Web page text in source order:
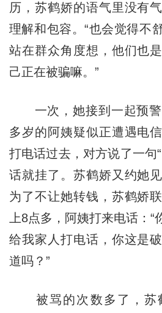
历，苏鹤娇的语气里没有
理解和包容。“也会觉得不
站在群众角度想，他们也
己正在被骗嘛。”
一次，她接到一起预警
多岁的阿姨疑似正遭遇电
打电话过去，对方说了一句
话就挂了。苏鹤娇又约她
为了不让她转钱，苏鹤娇
上8点多，阿姨打来电话：
给我家人打电话，你这是
道吗？”
被骂的次数多了，苏